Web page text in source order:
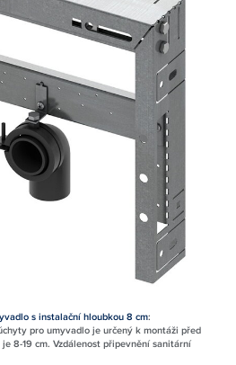
s instalační hloubkou 8 cm:
pro umyvadlo je určený k montáži před
8-19 cm. Vzdálenost připevnění sanitární